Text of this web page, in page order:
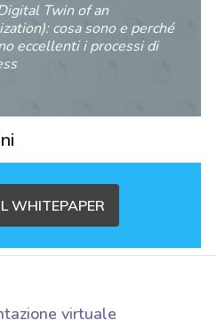
Twin of an
cosa sono e perché
eccellenti i processi di
WHITEPAPER
virtuale